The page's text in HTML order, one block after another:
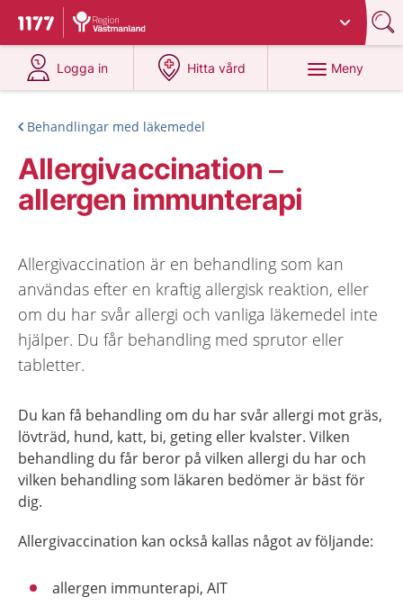
Till startsidan för 1177
Du har valt region
Logga in
på 1177.se
Hitta vård
på 1177.se
Meny
Behandlingar med läkemedel
Allergivaccination –
allergen immunterapi
Allergivaccination är en behandling som kan
användas efter en kraftig allergisk reaktion, eller
om du har svår allergi och vanliga läkemedel inte
hjälper. Du får behandling med sprutor eller
tabletter.
Du kan få behandling om du har svår allergi mot gräs,
lövträd, hund, katt, bi, geting eller kvalster. Vilken
behandling du får beror på vilken allergi du har och
vilken behandling som läkaren bedömer är bäst för
dig.
Allergivaccination kan också kallas något av följande:
allergen immunterapi, AIT